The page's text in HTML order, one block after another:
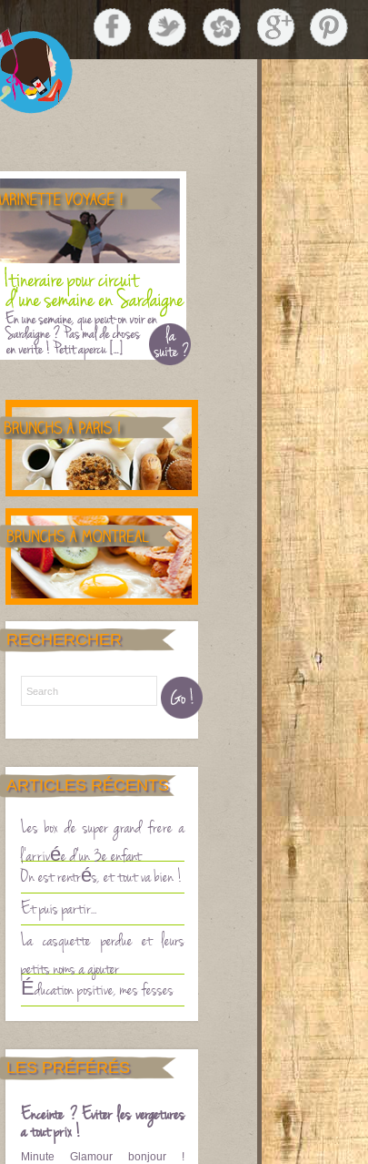
RECHERCHER
ARTICLES RÉCENTS
Les box de super grand frère à
l’arrivée d’un 3è enfant
On est rentrés, et tout va bien !
Et puis partir…
La casquette perdue et leurs
Éducation positive, mes fesses
LES PRÉFÉRÉS
Enceinte ? Eviter les vergetures
à tout prix !
Minute Glamour bonjour !